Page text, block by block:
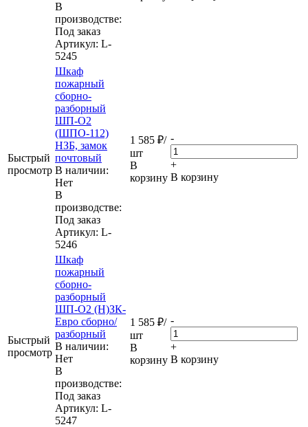
В
производстве:
Под заказ
Артикул: L-
5245
Быстрый
просмотр
Шкаф
пожарный
сборно-
разборный
ШП-О2
(ШПО-112)
НЗБ, замок
почтовый
В наличии:
Нет
В
производстве:
Под заказ
Артикул: L-
5246
1 585 ₽/
шт
В
корзину
-
+
В корзину
Быстрый
просмотр
Шкаф
пожарный
сборно-
разборный
ШП-О2 (Н)ЗК-
Евро сборно/
разборный
В наличии:
Нет
В
производстве:
Под заказ
Артикул: L-
5247
1 585 ₽/
шт
В
корзину
-
+
В корзину